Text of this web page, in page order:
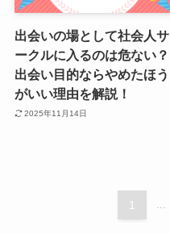
出会いの場として社会人サ
ークルに入るのは危ない？
出会い目的ならやめたほう
がいい理由を解説！
2025年11月14日
1